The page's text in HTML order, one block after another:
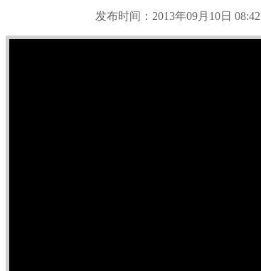
发布时间：2013年09月10日 08:42